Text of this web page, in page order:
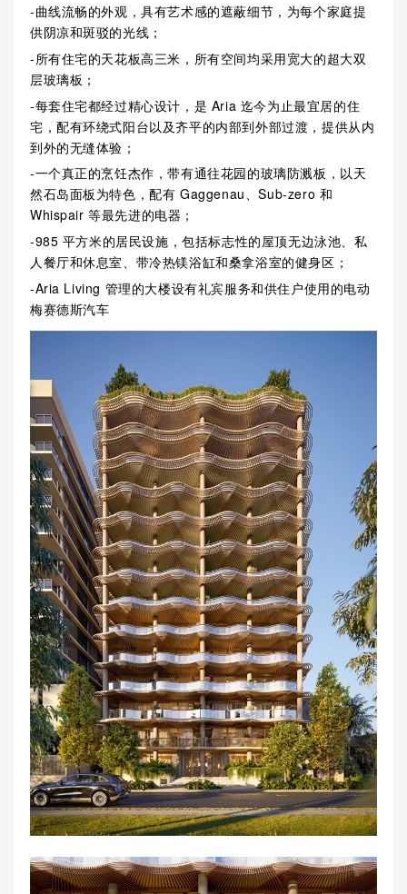
-曲线流畅的外观，具有艺术感的遮蔽细节，为每个家庭提
供阴凉和斑驳的光线；
-所有住宅的天花板高三米，所有空间均采用宽大的超大双
层玻璃板；
-每套住宅都经过精心设计，是 Aria 迄今为止最宜居的住
宅，配有环绕式阳台以及齐平的内部到外部过渡，提供从内
到外的无缝体验；
-一个真正的烹饪杰作，带有通往花园的玻璃防溅板，以天
然石岛面板为特色，配有 Gaggenau、Sub-zero 和
Whispair 等最先进的电器；
-985 平方米的居民设施，包括标志性的屋顶无边泳池、私
人餐厅和休息室、带冷热镁浴缸和桑拿浴室的健身区；
-Aria Living 管理的大楼设有礼宾服务和供住户使用的电动
梅赛德斯汽车